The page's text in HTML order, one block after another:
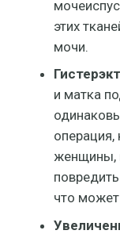
этих
мочи.
и матка
операция,
женщины,
что